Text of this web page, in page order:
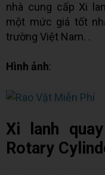
nhà cung cấp Xi
một mức giá tốt
trường Việt Nam. .
Hình ảnh:
Xi lanh
Rotary